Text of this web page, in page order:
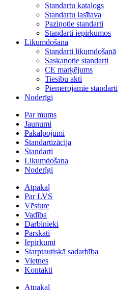
Standartu katalogs
Standartu lasītava
Paziņotie standarti
Standarti iepirkumos
Likumdošana
Standarti likumdošanā
Saskaņotie standarti
CE marķējums
Tiesību akti
Piemērojamie standarti
Noderīgi
Par mums
Jaunumi
Pakalpojumi
Standartizācija
Standarti
Likumdošana
Noderīgi
Atpakaļ
Par LVS
Vēsture
Vadība
Darbinieki
Pārskati
Iepirkumi
Starptautiskā sadarbība
Vietnes
Kontakti
Atpakaļ